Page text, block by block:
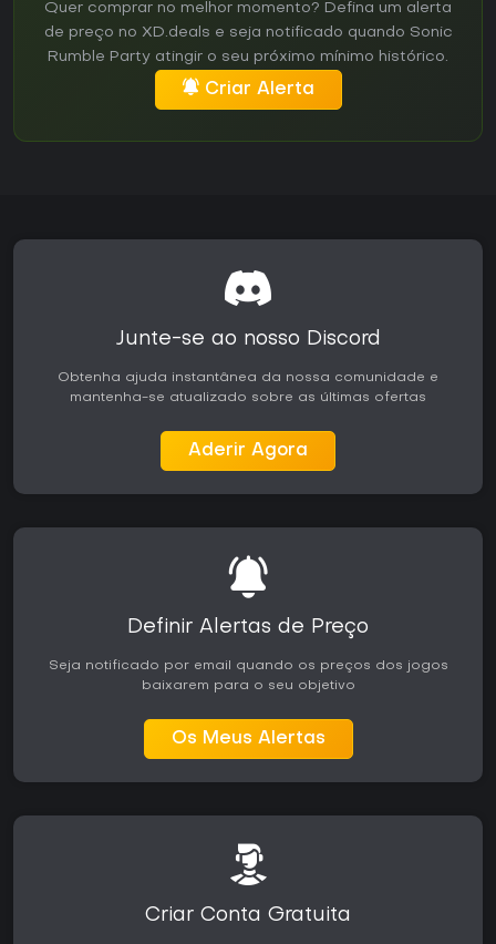
Quer comprar no melhor momento? Defina um alerta
de preço no XD.deals e seja notificado quando Sonic
Rumble Party atingir o seu próximo mínimo histórico.
Criar Alerta
Junte-se ao nosso Discord
Obtenha ajuda instantânea da nossa comunidade e
mantenha-se atualizado sobre as últimas ofertas
Aderir Agora
Definir Alertas de Preço
Seja notificado por email quando os preços dos jogos
baixarem para o seu objetivo
Os Meus Alertas
Criar Conta Gratuita